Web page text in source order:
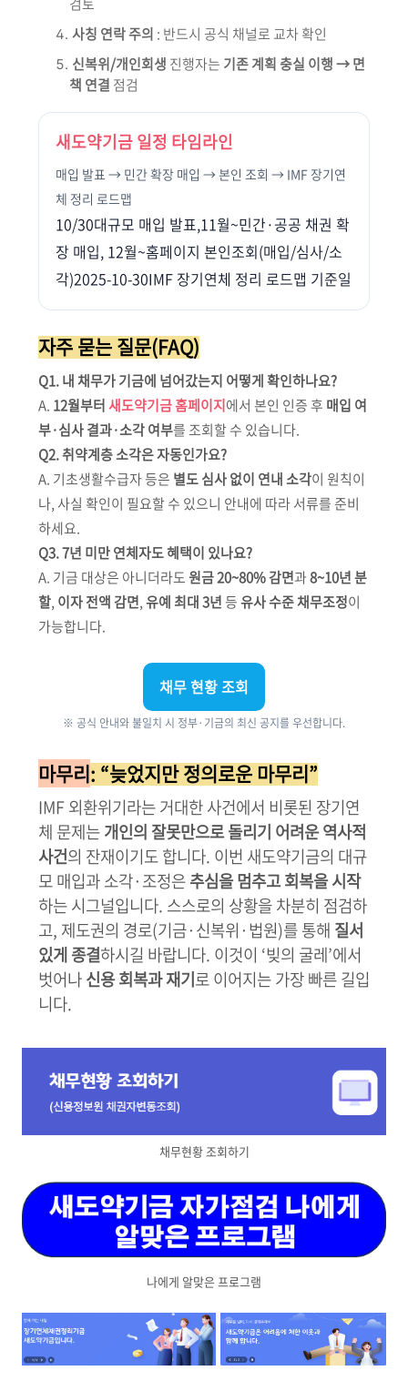
사칭 연락 주의 : 반드시 공식 채널로 교차 확인
신복위/개인회생 진행자는 기존 계획 충실 이행 → 면
책 연결 점검
새도약기금 일정 타임라인
매입 발표 → 민간 확장 매입 → 본인 조회 → IMF 장기연
체 정리 로드맵
10/30대규모 매입 발표,11월~민간·공공 채권 확
장 매입, 12월~홈페이지 본인조회(매입/심사/소
각)2025-10-30IMF 장기연체 정리 로드맵 기준일
자주 묻는 질문(FAQ)
Q1. 내 채무가 기금에 넘어갔는지 어떻게 확인하나요?
A. 12월부터새도약기금 홈페이지에서 본인 인증 후 매입 여
부·심사 결과·소각 여부를 조회할 수 있습니다.
Q2. 취약계층 소각은 자동인가요?
A. 기초생활수급자 등은 별도 심사 없이 연내 소각이 원칙이
나, 사실 확인이 필요할 수 있으니 안내에 따라 서류를 준비
하세요.
Q3. 7년 미만 연체자도 혜택이 있나요?
A. 기금 대상은 아니더라도원금 20~80% 감면과8~10년 분
할, 이자 전액 감면,유예 최대 3년등유사 수준 채무조정이
가능합니다.
채무 현황 조회
※ 공식 안내와 불일치 시 정부·기금의 최신 공지를 우선합니다.
마무리: “늦었지만 정의로운 마무리”
IMF 외환위기라는 거대한 사건에서 비롯된 장기연
체 문제는개인의 잘못만으로 돌리기 어려운 역사적
사건의 잔재이기도 합니다. 이번 새도약기금의 대규
모 매입과 소각·조정은추심을 멈추고 회복을 시작
하는 시그널입니다. 스스로의 상황을 차분히 점검하
고, 제도권의 경로(기금·신복위·법원)를 통해 질서
있게 종결하시길 바랍니다. 이것이 ‘빚의 굴레’에서
벗어나신용 회복과 재기로 이어지는 가장 빠른 길입
니다.
채무현황 조회하기
나에게 알맞은 프로그램